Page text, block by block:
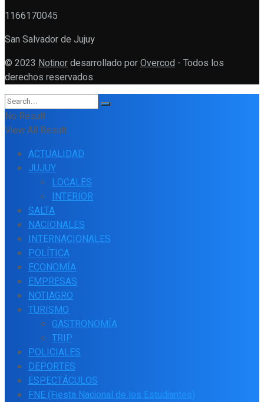
1166170045
San Salvador de Jujuy
© 2023 Notinordesarrollado porOvercod - Todos los
derechos reservados.
No Result
View All Result
ACTUALIDAD
JUJUY
LOCALES
INTERIOR
SALTA
NACIONALES
INTERNACIONALES
POLÍTICA
ECONOMÍA
EMPRESAS
NOTIAGRO
TURISMO
GASTRONOMÍA
TRIP
POLICIALES
DEPORTES
ESPECTÁCULOS
FNE (Fiesta Nacional de los Estudiantes)